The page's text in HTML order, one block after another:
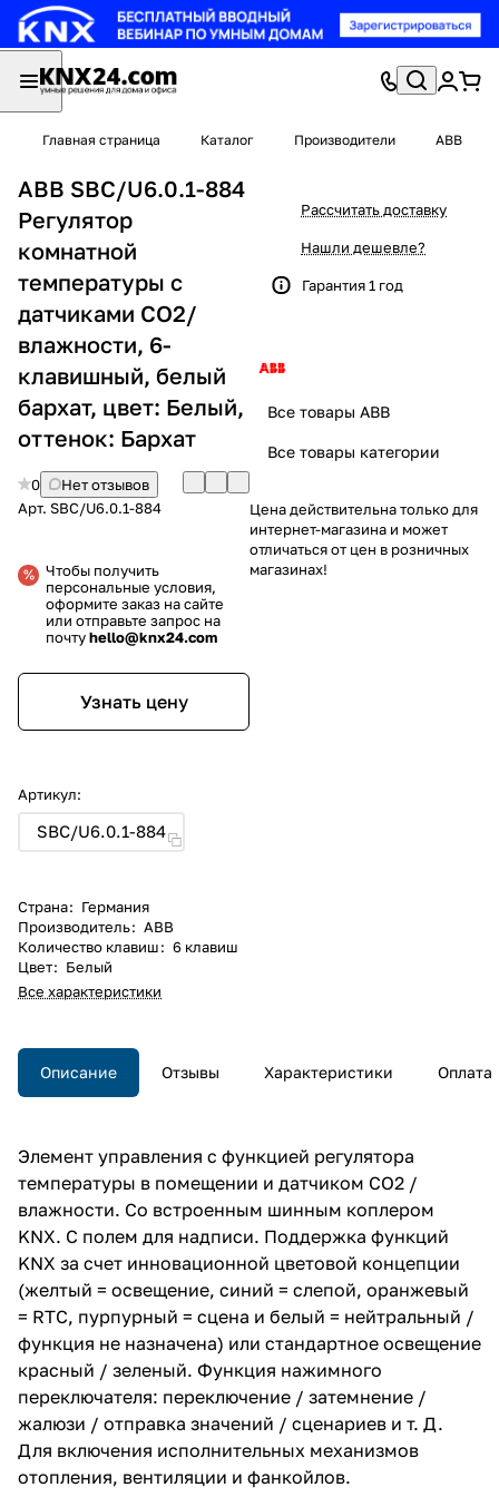
Главная страница Каталог Производители ABB
ABB SBC/U6.0.1-884
Регулятор
комнатной
температуры с
датчиками CO2/
влажности, 6-
клавишный, белый
бархат, цвет: Белый,
оттенок: Бархат
0
Нет отзывов
Арт. SBC/U6.0.1-884
Чтобы получить
персональные условия,
оформите заказ на сайте
или отправьте запрос на
почтуhello@knx24.com
Узнать цену
Артикул:
SBC/U6.0.1-884
Страна: Германия
Производитель: ABB
Количество клавиш: 6 клавиш
Цвет: Белый
Все характеристики
Рассчитать доставку
Нашли дешевле?
Гарантия 1 год
Все товары ABB
Все товары категории
Цена действительна только для
интернет-магазина и может
отличаться от цен в розничных
магазинах!
Описание Отзывы Характеристики Оплата
Элемент управления с функцией регулятора
температуры в помещении и датчиком CO2 /
влажности. Со встроенным шинным коплером
KNX. С полем для надписи. Поддержка функций
KNX за счет инновационной цветовой концепции
(желтый = освещение, синий = слепой, оранжевый
= RTC, пурпурный = сцена и белый = нейтральный /
функция не назначена) или стандартное освещение
красный / зеленый. Функция нажимного
переключателя: переключение / затемнение /
жалюзи / отправка значений / сценариев и т. Д.
Для включения исполнительных механизмов
отопления, вентиляции и фанкойлов.